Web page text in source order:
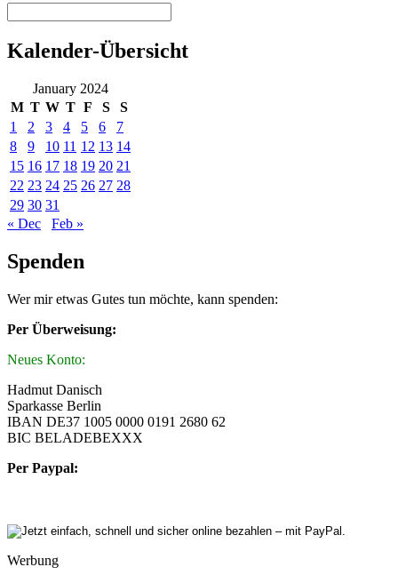
Kalender-Übersicht
January 2024
M T W T F S
S
1
2 3 4 5 6
7
8
9 10 11 12 13 14
15 16 17 18 19 20 21
22 23 24 25 26 27 28
29 30 31
« Dec
Feb »
Spenden
Wer mir etwas Gutes tun möchte, kann spenden:
Per Überweisung:
Neues Konto:
Hadmut Danisch
Sparkasse Berlin
IBAN DE37 1005 0000 0191 2680 62
BIC BELADEBEXXX
Per Paypal:
Werbung